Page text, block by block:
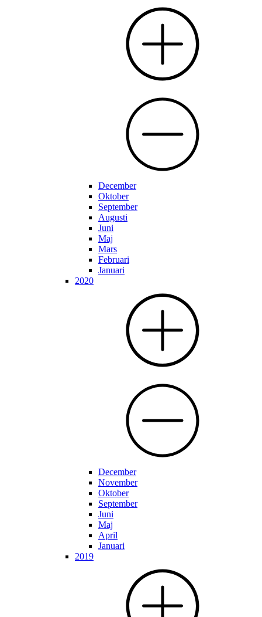
December
Oktober
September
Augusti
Juni
Maj
Mars
Februari
Januari
2020
December
November
Oktober
September
Juni
Maj
April
Januari
2019